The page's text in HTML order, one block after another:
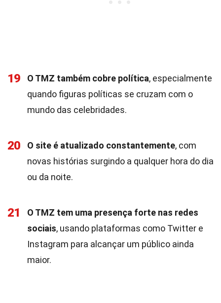
19 O TMZ também cobre política, especialmente
quando figuras políticas se cruzam com o
mundo das celebridades.
20 O site é atualizado constantemente, com
novas histórias surgindo a qualquer hora do dia
ou da noite.
21
O TMZ tem uma presença forte nas redes
sociais, usando plataformas como Twitter e
Instagram para alcançar um público ainda
maior.